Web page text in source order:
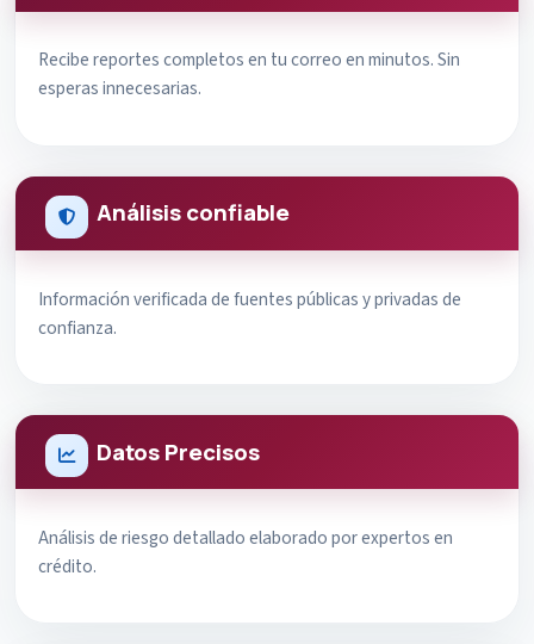
Recibe reportes completos en tu correo en minutos. Sin
esperas innecesarias.
Análisis confiable
Información verificada de fuentes públicas y privadas de
confianza.
Datos Precisos
Análisis de riesgo detallado elaborado por expertos en
crédito.